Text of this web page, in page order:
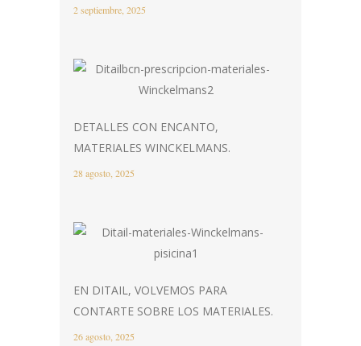
2 septiembre, 2025
DETALLES CON ENCANTO,
MATERIALES WINCKELMANS.
28 agosto, 2025
EN DITAIL, VOLVEMOS PARA
CONTARTE SOBRE LOS MATERIALES.
26 agosto, 2025